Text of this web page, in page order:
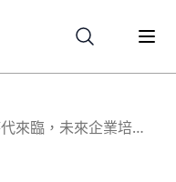
來臨，未來企業培訓